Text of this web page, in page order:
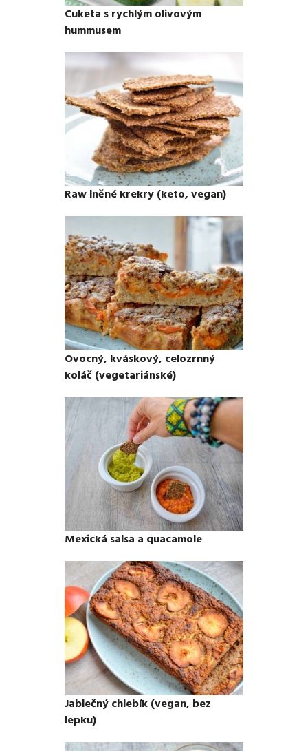
Cuketa s rychlým olivovým
hummusem
Raw lněné krekry (keto, vegan)
Ovocný, kváskový, celozrnný
koláč (vegetariánské)
Mexická salsa a quacamole
Jablečný chlebík (vegan, bez
lepku)